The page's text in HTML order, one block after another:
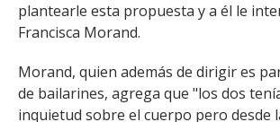
plantearle esta propuesta y a él le
Francisca Morand.
Morand, quien además de dirigir es
de bailarines, agrega que "los dos
inquietud sobre el cuerpo pero desde